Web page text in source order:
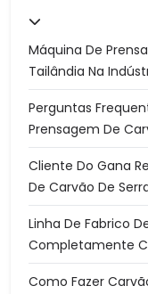
Máquina De
Tailândia Na
Perguntas
Prensagem De
Cliente Do Gana
De Carvão De
Linha De Fabrico
Completamente
Como Fazer